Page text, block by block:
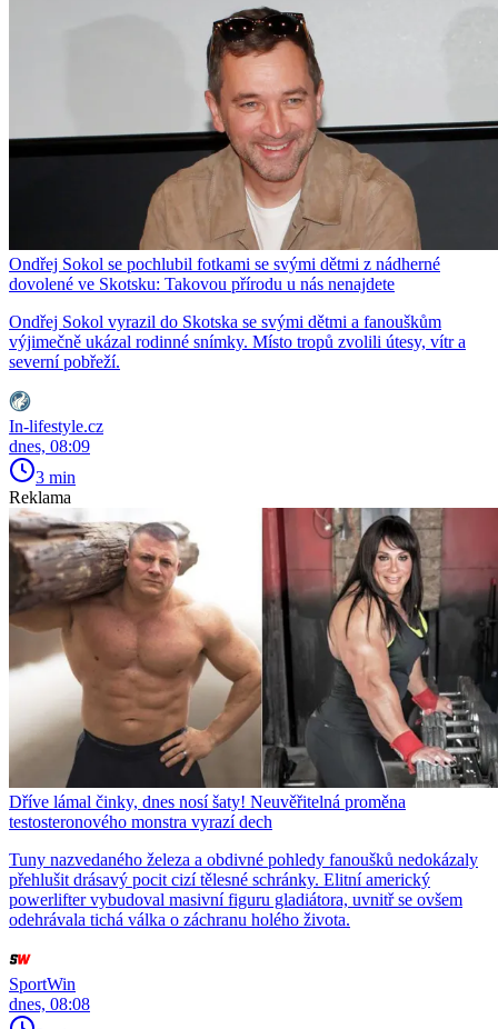
Ondřej Sokol se pochlubil fotkami se svými dětmi z nádherné
dovolené ve Skotsku: Takovou přírodu u nás nenajdete
Ondřej Sokol vyrazil do Skotska se svými dětmi a fanouškům
výjimečně ukázal rodinné snímky. Místo tropů zvolili útesy, vítr a
severní pobřeží.
In-lifestyle.cz
dnes, 08:09
3 min
Reklama
Dříve lámal činky, dnes nosí šaty! Neuvěřitelná proměna
testosteronového monstra vyrazí dech
Tuny nazvedaného železa a obdivné pohledy fanoušků nedokázaly
přehlušit drásavý pocit cizí tělesné schránky. Elitní americký
powerlifter vybudoval masivní figuru gladiátora, uvnitř se ovšem
odehrávala tichá válka o záchranu holého života.
SportWin
dnes, 08:08